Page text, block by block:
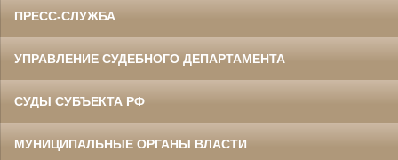
ПРЕСС-СЛУЖБА
УПРАВЛЕНИЕ СУДЕБНОГО ДЕПАРТАМЕНТА
СУДЫ СУБЪЕКТА РФ
МУНИЦИПАЛЬНЫЕ ОРГАНЫ ВЛАСТИ